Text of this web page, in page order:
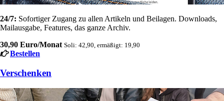
24/7: Sofortiger Zugang zu allen Artikeln und Beilagen. Downloads,
Mailausgabe, Features, das ganze Archiv.
30,90 Euro/Monat Soli: 42,90, ermäßigt: 19,90
Bestellen
Verschenken